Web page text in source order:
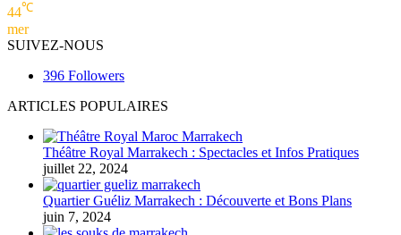
44℃
mer
SUIVEZ-NOUS
396 Followers
ARTICLES POPULAIRES
Théâtre Royal Marrakech : Spectacles et Infos Pratiques
juillet 22, 2024
Quartier Guéliz Marrakech : Découverte et Bons Plans
juin 7, 2024